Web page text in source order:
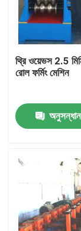
বাড়ি
থ্রি ওয়েভস 2.5
রোল ফর্মিং মেশিন
অনুসন্ধান